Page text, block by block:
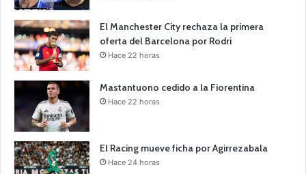
El Manchester City rechaza la primera
oferta del Barcelona por Rodri
Hace 22 horas
Mastantuono cedido a la Fiorentina
Hace 22 horas
El Racing mueve ficha por Agirrezabala
Hace 24 horas